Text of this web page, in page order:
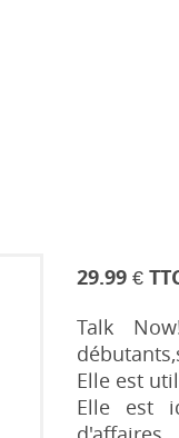
29.99 €
Talk
Elle est
Elle est